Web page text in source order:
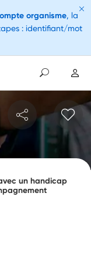
un handicap
organisme, la
: identifiant/mot